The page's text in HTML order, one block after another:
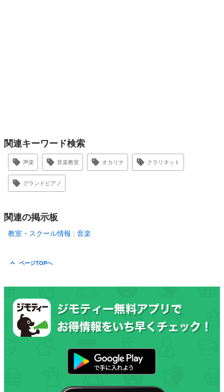
関連キーワード検索
声楽 音楽教室 オカリナ クラリネット
グランドピアノ
関連の掲示板
教室・スクール情報 音楽
ページTOPへ